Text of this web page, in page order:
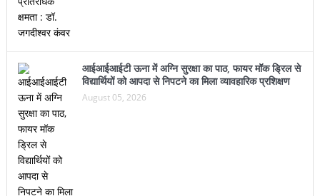
आईआईआईटी ऊना में अग्नि सुरक्षा का पाठ, फायर मॉक ड्रिल से
विद्यार्थियों को आपदा से निपटने का मिला व्यावहारिक प्रशिक्षण
August 05, 2026